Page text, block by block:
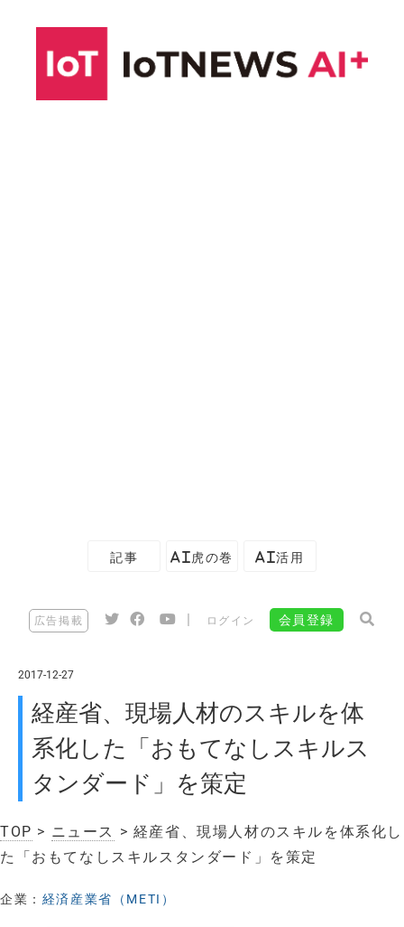
記事 AI虎の巻 AI活用
広告掲載 ログイン 会員登録
2017-12-27
経産省、現場人材のスキルを体
系化した「おもてなしスキルス
タンダード」を策定
TOP > ニュース > 経産省、現場人材のスキルを体系化し
た「おもてなしスキルスタンダード」を策定
企業： 経済産業省（METI）